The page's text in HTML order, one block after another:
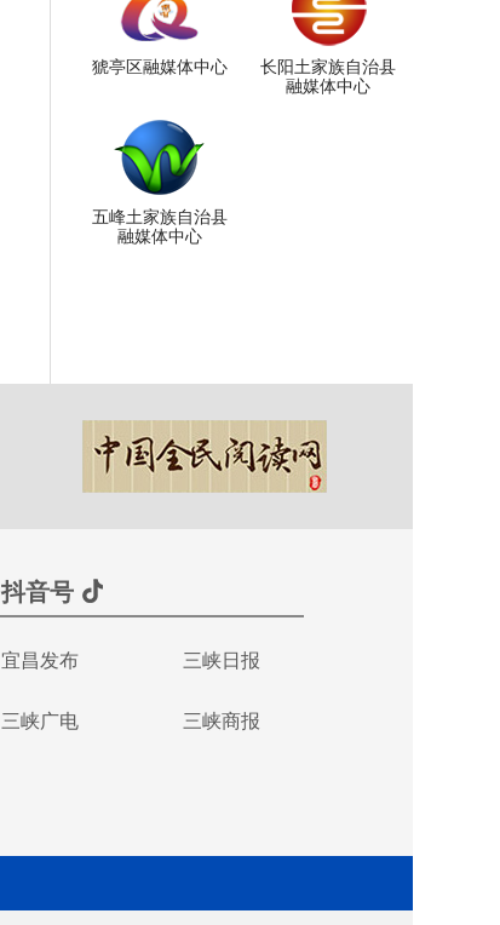
猇亭区融媒体中心
长阳土家族自治县
融媒体中心
五峰土家族自治县
融媒体中心
抖音号
宜昌发布 三峡日报
三峡广电 三峡商报